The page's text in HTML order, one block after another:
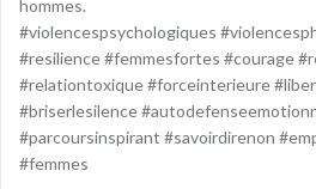
hommes.
#violencespsychologiques
#resilience #femmesfortes #courage
#relationtoxique #forceinterieure
#briserlesilence
#parcoursinspirant #savoirdirenon
#femmes